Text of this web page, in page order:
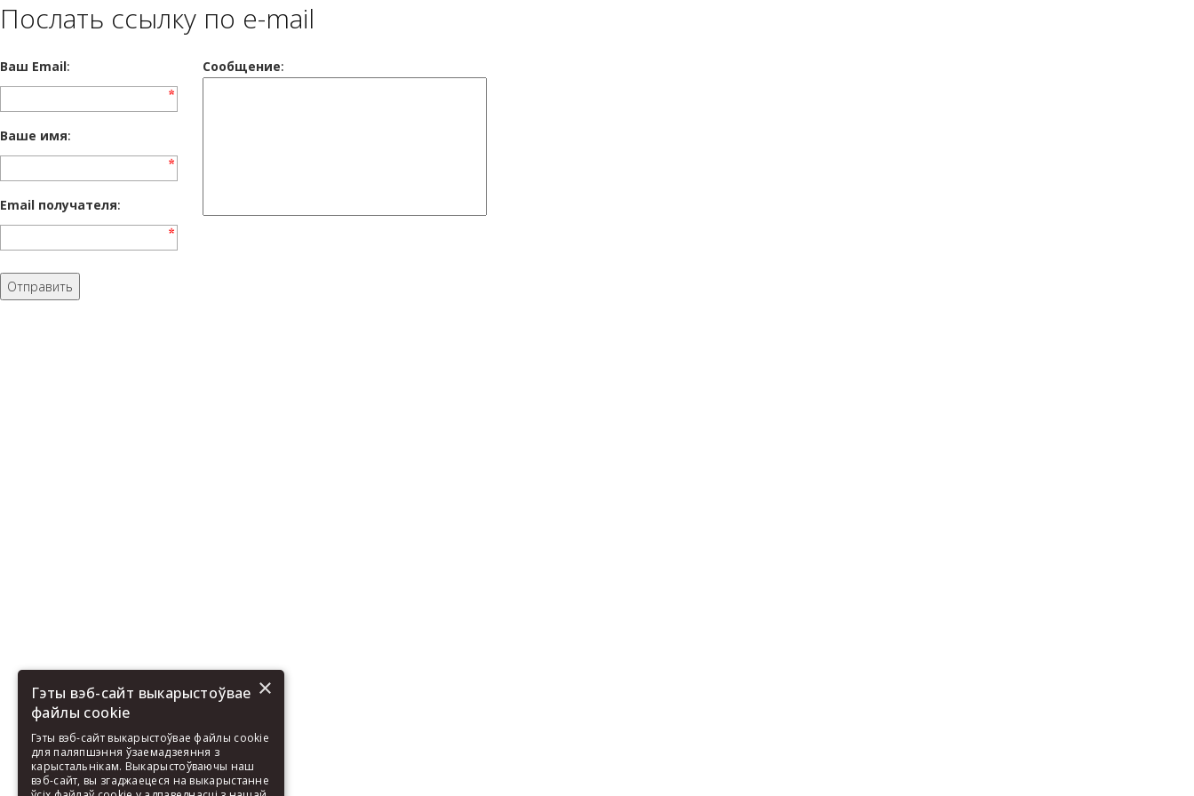
Послать ссылку по e-mail
Ваш Email: Cообщение:
Ваше имя:
Email получателя:
×
Гэты вэб-сайт выкарыстоўвае
файлы cookie
Гэты вэб-сайт выкарыстоўвае файлы cookie
для паляпшэння ўзаемадзеяння з
карыстальнікам. Выкарыстоўваючы наш
вэб-сайт, вы згаджаецеся на выкарыстанне